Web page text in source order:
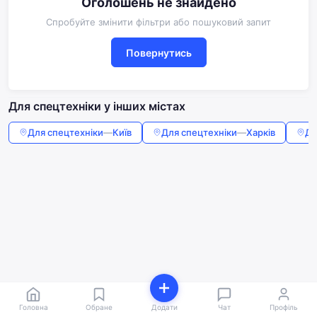
Спробуйте змінити фільтри або пошуковий запит
Повернутись
Для спецтехніки у інших містах
Для спецтехніки—Київ Для спецтехніки—Харків
Головна Обране Додати Чат Профіль